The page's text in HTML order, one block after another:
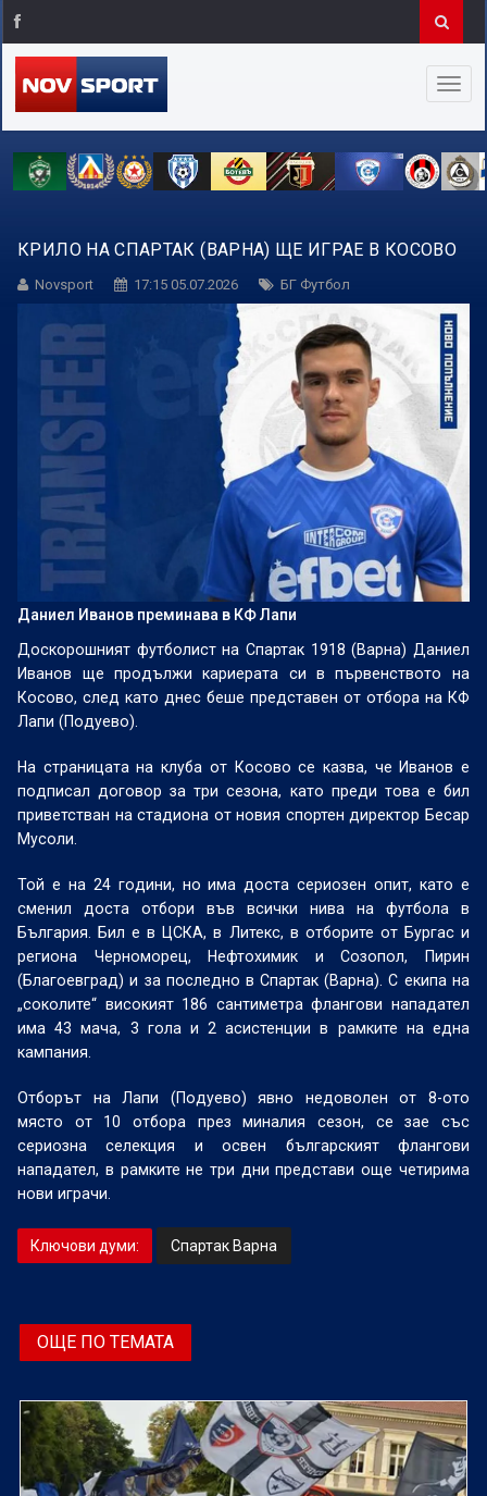
КРИЛО НА СПАРТАК (ВАРНА) ЩЕ ИГРАЕ В КОСОВО
Novsport 17:15 05.07.2026 БГ Футбол
Даниел Иванов преминава в КФ Лапи
Доскорошният футболист на Спартак 1918 (Варна) Даниел
Иванов ще продължи кариерата си в първенството на
Косово, след като днес беше представен от отбора на КФ
Лапи (Подуево).
На страницата на клуба от Косово се казва, че Иванов е
подписал договор за три сезона, като преди това е бил
приветстван на стадиона от новия спортен директор Бесар
Мусоли.
Той е на 24 години, но има доста сериозен опит, като е
сменил доста отбори във всички нива на футбола в
България. Бил е в ЦСКА, в Литекс, в отборите от Бургас и
региона Черноморец, Нефтохимик и Созопол, Пирин
(Благоевград) и за последно в Спартак (Варна). С екипа на
„соколите“ високият 186 сантиметра флангови нападател
има 43 мача, 3 гола и 2 асистенции в рамките на една
кампания.
Отборът на Лапи (Подуево) явно недоволен от 8-ото
място от 10 отбора през миналия сезон, се зае със
сериозна селекция и освен българският флангови
нападател, в рамките не три дни представи още четирима
нови играчи.
Ключови думи: Спартак Варна
ОЩЕ ПО ТЕМАТА